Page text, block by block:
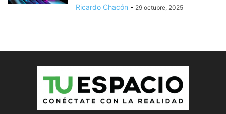
Ricardo Chacón - 29 octubre, 2025